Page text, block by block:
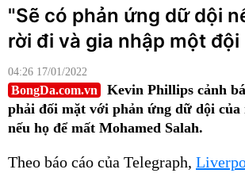
"Sẽ có phản ứng dữ dội
rời đi và gia nhập một đội
04:26 17/01/2022
BongDa.com.vn
Kevin Phillips cảnh
phải đối mặt với phản ứng dữ dội của
nếu họ để mất Mohamed Salah.
Theo báo cáo của Telegraph,